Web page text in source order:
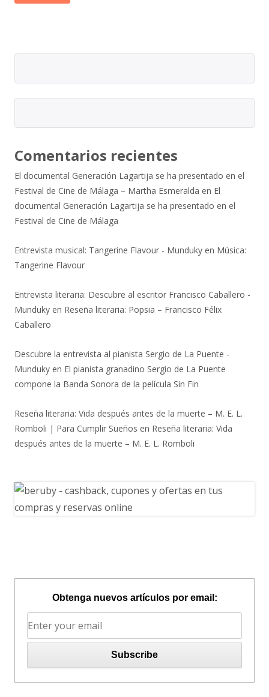
Comentarios recientes
El documental Generación Lagartija se ha presentado en el
Festival de Cine de Málaga – Martha Esmeralda en El
documental Generación Lagartija se ha presentado en el
Festival de Cine de Málaga
Entrevista musical: Tangerine Flavour - Munduky en Música:
Tangerine Flavour
Entrevista literaria: Descubre al escritor Francisco Caballero -
Munduky en Reseña literaria: Popsia – Francisco Félix
Caballero
Descubre la entrevista al pianista Sergio de La Puente -
Munduky en El pianista granadino Sergio de La Puente
compone la Banda Sonora de la película Sin Fin
Reseña literaria: Vida después antes de la muerte – M. E. L.
Romboli | Para Cumplir Sueños en Reseña literaria: Vida
después antes de la muerte – M. E. L. Romboli
Obtenga nuevos artículos por email: